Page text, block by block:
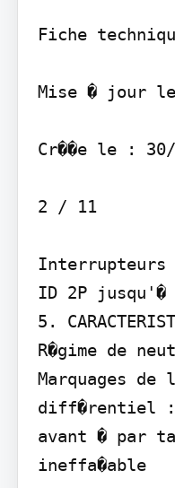
Fiche
Mise � jour
Cr��e le : 30/
2 / 11
Interrupteurs
ID 2P jusqu'�
5.
R�gime de
Marquages
diff�rentiel :
avant � par
ineffa�able